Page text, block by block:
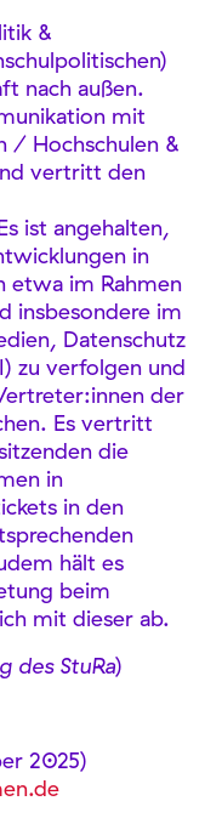
&
nach außen.
mit
/ Hochschulen &
vertritt den
ist angehalten,
in
etwa im Rahmen
insbesondere im
Datenschutz
zu verfolgen und
der
Es vertritt
die
in
in den
hält es
beim
mit dieser ab.
des StuRa)
2025)